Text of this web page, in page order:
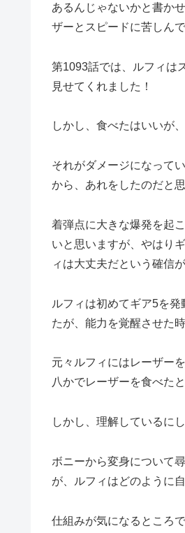
あるんじゃないかと書か
ザーとスピードに苦しん
第1093話では、ルフィは
見せてくれました！
しかし、食べたはいいが
それがダメージになって
から、あれをしたのだと思
着弾点に大きな爆発を起
いと思いますが、やはり
ィは大丈夫だという確信
ルフィは初めてギア5を
たが、能力を覚醒させた
元々ルフィにはレーザー
八かでレーザーを食べた
しかし、理解しているに
ボニーから変身について
が、ルフィはどのように
仕組みが気になるところ